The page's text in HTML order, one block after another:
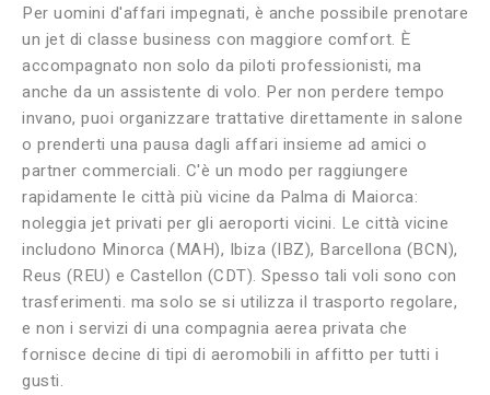
Per uomini d'affari impegnati, è anche possibile prenotare
un jet di classe business con maggiore comfort. È
accompagnato non solo da piloti professionisti, ma
anche da un assistente di volo. Per non perdere tempo
invano, puoi organizzare trattative direttamente in salone
o prenderti una pausa dagli affari insieme ad amici o
partner commerciali. C'è un modo per raggiungere
rapidamente le città più vicine da Palma di Maiorca:
noleggia jet privati ​​per gli aeroporti vicini. Le città vicine
includono Minorca (MAH), Ibiza (IBZ), Barcellona (BCN),
Reus (REU) e Castellon (CDT). Spesso tali voli sono con
trasferimenti. ma solo se si utilizza il trasporto regolare,
e non i servizi di una compagnia aerea privata che
fornisce decine di tipi di aeromobili in affitto per tutti i
gusti.